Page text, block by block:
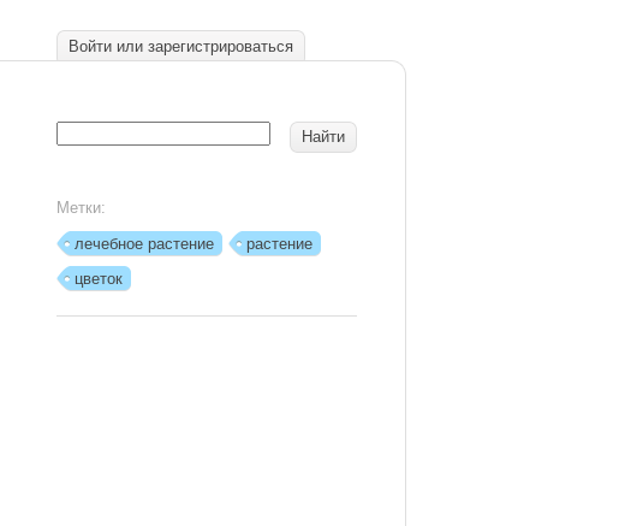
Войти или зарегистрироваться
Метки:
лечебное растение
растение
цветок